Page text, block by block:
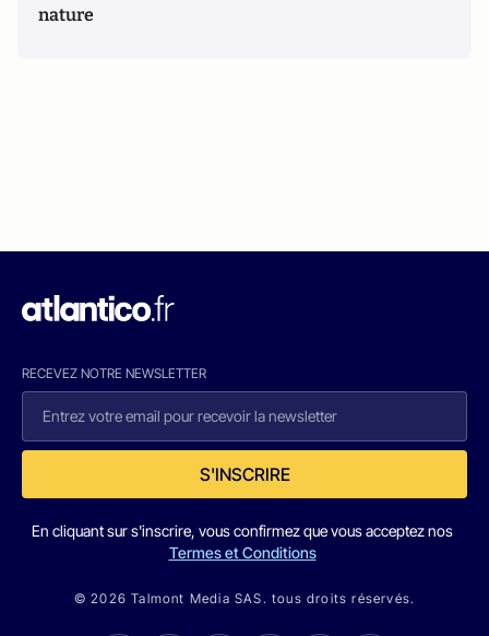
nature
RECEVEZ NOTRE NEWSLETTER
S'INSCRIRE
En cliquant sur s'inscrire, vous confirmez que vous acceptez nos
Termes et Conditions
© 2026 Talmont Media SAS. tous droits réservés.